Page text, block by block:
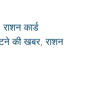
राशन कार्ड
की खबर, राशन